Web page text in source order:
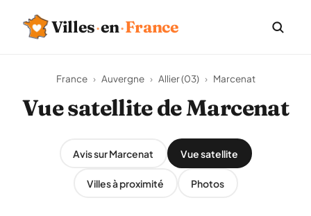
Villes·en·France
France › Auvergne › Allier (03) › Marcenat
Vue satellite de Marcenat
Avis sur Marcenat Vue satellite
Villes à proximité Photos